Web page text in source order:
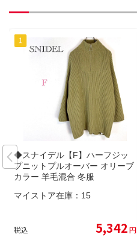
◆スナイデル【F】ハーフジッ
プニットプルオーバー オリーブ
カラー 羊毛混合 冬服
マイストア在庫： 15
税込 5,342円